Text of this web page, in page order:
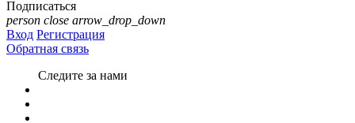
Подписаться
person close arrow_drop_down
Вход Регистрация
Обратная связь
Следите за нами